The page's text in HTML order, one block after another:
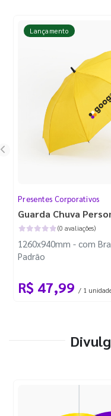
Lançamento
Presentes Corporativos
Guarda Chuva
(0 avaliações)
1260x940mm - com
Padrão
R$ 47,99 / 1